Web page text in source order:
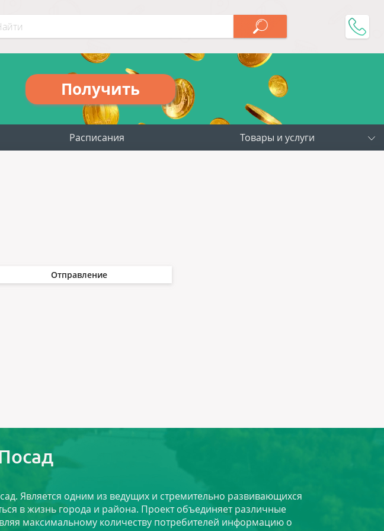
Получить
Расписания Товары и услуги
Отправление
Является одним из ведущих и стремительно развивающихся
в жизнь города и района. Проект объединяет различные
максимальному количеству потребителей информацию о